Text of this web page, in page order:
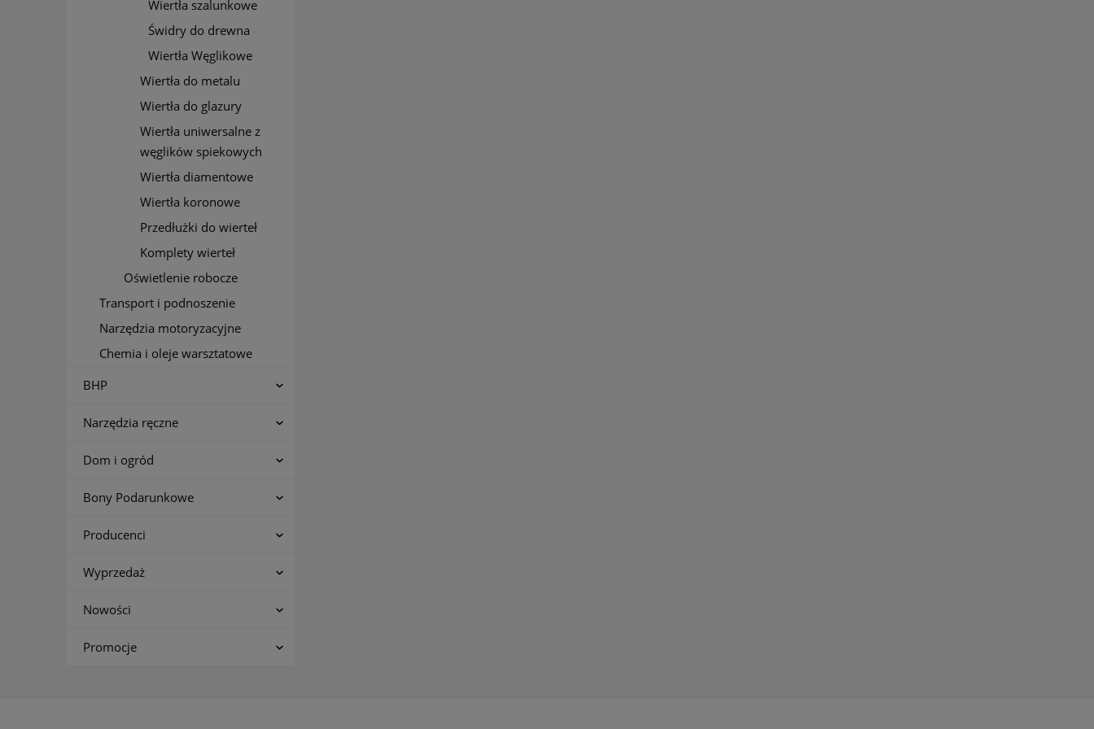
Wiertła szalunkowe
Świdry do drewna
Wiertła Węglikowe
Wiertła do metalu
Wiertła do glazury
Wiertła uniwersalne z
węglików spiekowych
Wiertła diamentowe
Wiertła koronowe
Przedłużki do wierteł
Komplety wierteł
Oświetlenie robocze
Transport i podnoszenie
Narzędzia motoryzacyjne
Chemia i oleje warsztatowe
BHP
Narzędzia ręczne
Dom i ogród
Bony Podarunkowe
Producenci
Wyprzedaż
Nowości
Promocje